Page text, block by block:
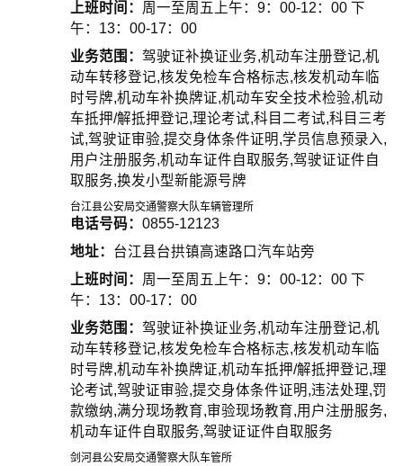
上班时间： 周一至周五上午：9：00-12：00 下
午：13：00-17：00
业务范围： 驾驶证补换证业务,机动车注册登记,机
动车转移登记,核发免检车合格标志,核发机动车临
时号牌,机动车补换牌证,机动车安全技术检验,机动
车抵押/解抵押登记,理论考试,科目二考试,科目三考
试,驾驶证审验,提交身体条件证明,学员信息预录入,
用户注册服务,机动车证件自取服务,驾驶证证件自
取服务,换发小型新能源号牌
台江县公安局交通警察大队车辆管理所
电话号码： 0855-12123
地址： 台江县台拱镇高速路口汽车站旁
上班时间： 周一至周五上午：9：00-12：00 下
午：13：00-17：00
业务范围： 驾驶证补换证业务,机动车注册登记,机
动车转移登记,核发免检车合格标志,核发机动车临
时号牌,机动车补换牌证,机动车抵押/解抵押登记,理
论考试,驾驶证审验,提交身体条件证明,违法处理,罚
款缴纳,满分现场教育,审验现场教育,用户注册服务,
机动车证件自取服务,驾驶证证件自取服务
剑河县公安局交通警察大队车管所